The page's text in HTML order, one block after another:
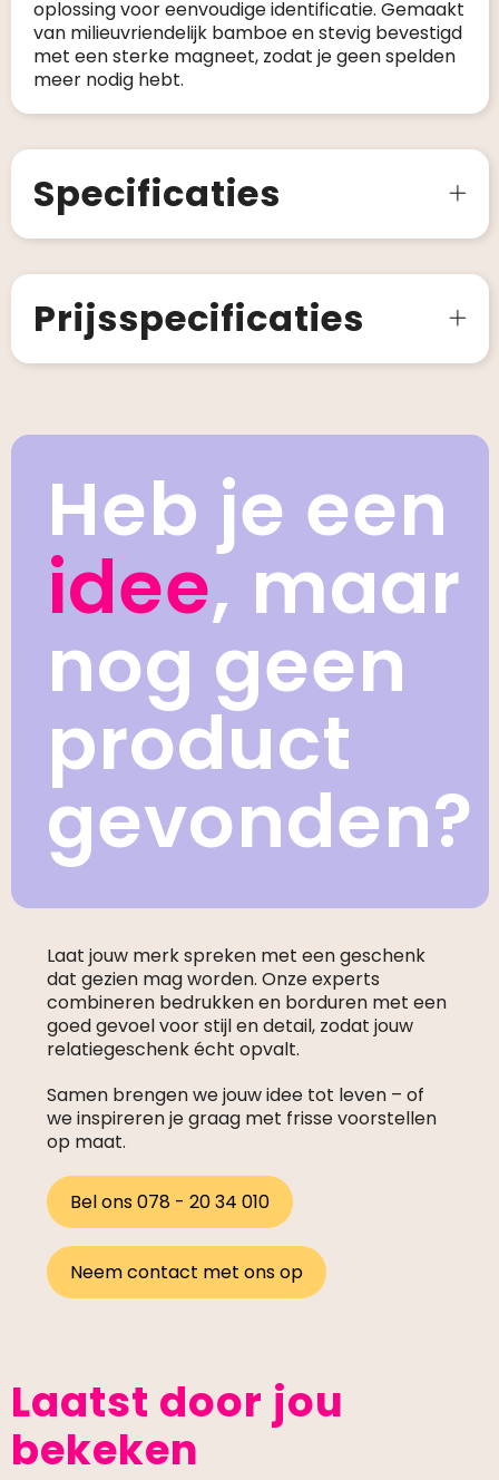
oplossing voor eenvoudige identificatie. Gemaakt
van milieuvriendelijk bamboe en stevig bevestigd
met een sterke magneet, zodat je geen spelden
meer nodig hebt.
Specificaties
Prijsspecificaties
Heb je een
idee, maar
nog geen
product
gevonden?
Laat jouw merk spreken met een geschenk
dat gezien mag worden. Onze experts
combineren bedrukken en borduren met een
goed gevoel voor stijl en detail, zodat jouw
relatiegeschenk écht opvalt.
Samen brengen we jouw idee tot leven – of
we inspireren je graag met frisse voorstellen
op maat.
Bel ons 078 - 20 34 010
Neem contact met ons op
Laatst door jou
bekeken